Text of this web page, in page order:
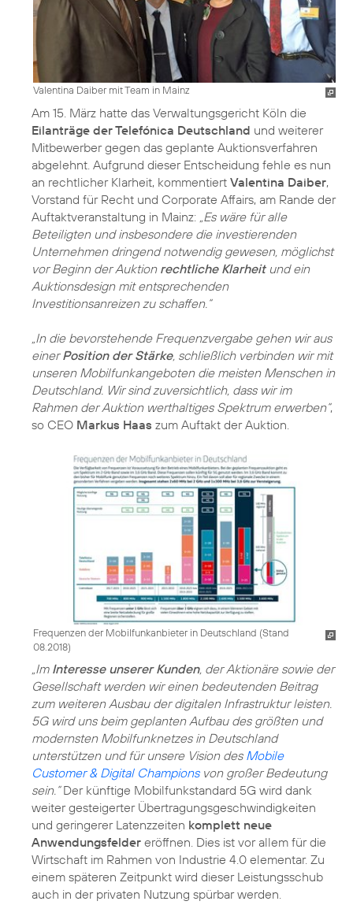
Valentina Daiber mit Team in Mainz
Am 15. März hatte das Verwaltungsgericht Köln die
Eilanträge der Telefónica Deutschland und weiterer
Mitbewerber gegen das geplante Auktionsverfahren
abgelehnt. Aufgrund dieser Entscheidung fehle es nun
an rechtlicher Klarheit, kommentiert Valentina Daiber,
Vorstand für Recht und Corporate Affairs, am Rande der
Auftaktveranstaltung in Mainz: „Es wäre für alle
Beteiligten und insbesondere die investierenden
Unternehmen dringend notwendig gewesen, möglichst
vor Beginn der Auktion rechtliche Klarheitund ein
Auktionsdesign mit entsprechenden
Investitionsanreizen zu schaffen.“
„In die bevorstehende Frequenzvergabe gehen wir aus
einerPosition der Stärke, schließlich verbinden wir mit
unseren Mobilfunkangeboten die meisten Menschen in
Deutschland. Wir sind zuversichtlich, dass wir im
Rahmen der Auktion werthaltiges Spektrum erwerben“,
so CEO Markus Haas zum Auftakt der Auktion.
Frequenzen der Mobilfunkanbieter in Deutschland (Stand
08.2018)
„Im Interesse unserer Kunden, der Aktionäre sowie der
Gesellschaft werden wir einen bedeutenden Beitrag
zum weiteren Ausbau der digitalen Infrastruktur leisten.
5G wird uns beim geplanten Aufbau des größten und
modernsten Mobilfunknetzes in Deutschland
unterstützen und für unsere Vision des Mobile
Customer & Digital Championsvon großer Bedeutung
sein.“Der künftige Mobilfunkstandard 5G wird dank
weiter gesteigerter Übertragungsgeschwindigkeiten
und geringerer Latenzzeiten komplett neue
Anwendungsfelder eröffnen. Dies ist vor allem für die
Wirtschaft im Rahmen von Industrie 4.0 elementar. Zu
einem späteren Zeitpunkt wird dieser Leistungsschub
auch in der privaten Nutzung spürbar werden.